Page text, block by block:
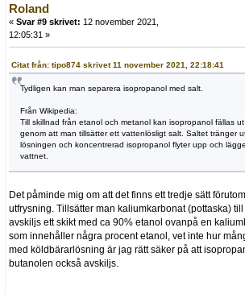
Roland
« Svar #9 skrivet: 12 november 2021,
12:05:31 »
Citat från: tipo874 skrivet 11 november 2021, 22:18:41
Tydligen kan man separera isopropanol med salt.
Från Wikipedia:
Till skillnad från etanol och metanol kan isopropanol fällas
genom att man tillsätter ett vattenlösligt salt. Saltet tränger
lösningen och koncentrerad isopropanol flyter upp och
vattnet.
Det påminde mig om att det finns ett tredje sätt
utfrysning. Tillsätter man kaliumkarbonat (pottaska)
avskiljs ett skikt med ca 90% etanol ovanpå en
som innehåller några procent etanol, vet inte hur
med köldbärarlösning är jag rätt säker på att
butanolen också avskiljs.